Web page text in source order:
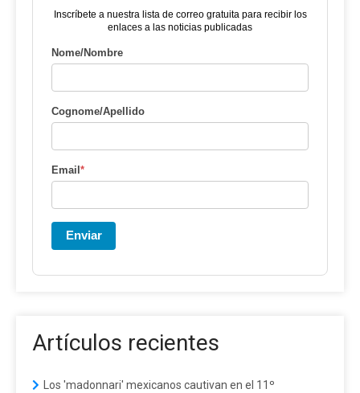
Inscríbete a nuestra lista de correo gratuita para recibir los
enlaces a las noticias publicadas
Nome/Nombre
Cognome/Apellido
Email*
Enviar
Artículos recientes
Los 'madonnari' mexicanos cautivan en el 11º